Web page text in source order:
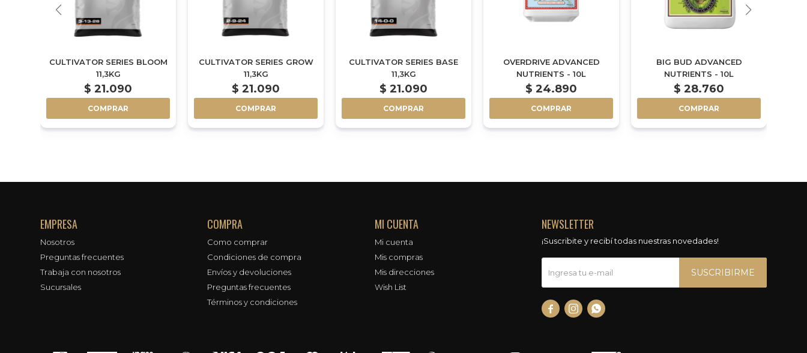
CULTIVATOR SERIES BLOOM
11,3KG
$ 21.090
COMPRAR
CULTIVATOR SERIES GROW
11,3KG
$ 21.090
COMPRAR
CULTIVATOR SERIES BASE
11,3KG
$ 21.090
COMPRAR
OVERDRIVE ADVANCED
NUTRIENTS - 10L
$ 24.890
COMPRAR
BIG BUD ADVANCED
NUTRIENTS - 10L
$ 28.760
COMPRAR
EMPRESA
Nosotros
Preguntas frecuentes
Trabaja con nosotros
Sucursales
COMPRA
Como comprar
Condiciones de compra
Envíos y devoluciones
Preguntas frecuentes
Términos y condiciones
MI CUENTA
Mi cuenta
Mis compras
Mis direcciones
Wish List
NEWSLETTER
¡Suscribite y recibí todas nuestras novedades!
SUSCRIBIRME
  